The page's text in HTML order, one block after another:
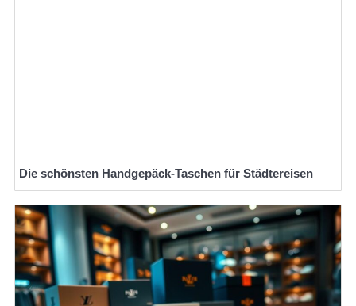
Die schönsten Handgepäck-Taschen für Städtereisen